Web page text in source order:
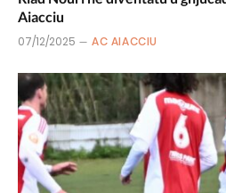
Aiacciu
07/12/2025 AC AIACCIU